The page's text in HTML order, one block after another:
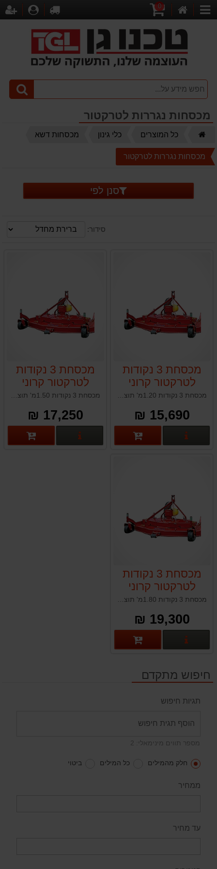
קטגוריות
הבית
0
לקופה
מכסחות נגררות לטרקטור
כל המוצרים כלי גינון מכסחות דשא
מכסחות נגררות לטרקטור
סנן לפי
סידור:
מכסחת 3 נקודות
לטרקטור קרוני
CARONI TC480מכסחת 3 נקודות 1.20מ' תוצרת איטליה
15,690 ₪
פרטים נוספים
מכסחת 3 נקודות
לטרקטור קרוני
CARONI TC590מכסחת 3 נקודות 1.50מ' תוצרת איטליה
17,250 ₪
פרטים נוספים
מכסחת 3 נקודות
לטרקטור קרוני
CARONI TC710
19,300 ₪
פרטים נוספים
חיפוש מתקדם
תגיות חיפוש
מספר תווים מינימאלי: 2
חלק מהמילים כל המילים ביטוי
ממחיר
עד מחיר